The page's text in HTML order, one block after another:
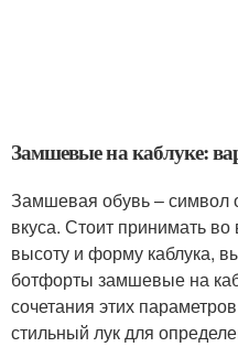
Замшевые на каблуке:
Замшевая обувь – символ
вкуса. Стоит принимать
высоту и форму каблука,
ботфорты замшевые на
сочетания этих
стильный лук для